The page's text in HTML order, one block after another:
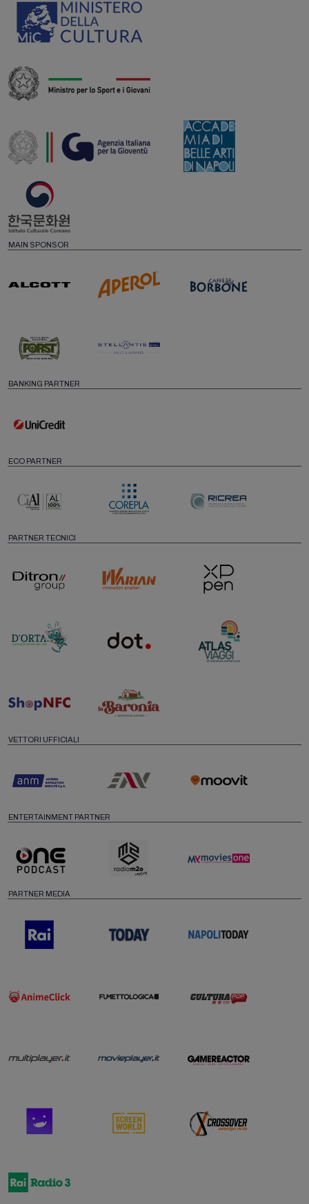
MAIN SPONSOR
BANKING PARTNER
ECO PARTNER
PARTNER TECNICI
VETTORI UFFICIALI
ENTERTAINMENT PARTNER
PARTNER MEDIA